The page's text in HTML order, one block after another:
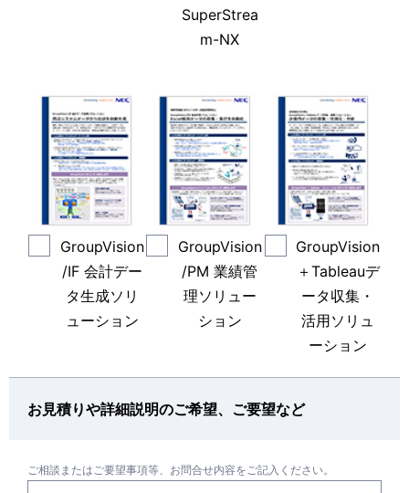
SuperStrea
m-NX
GroupVision
/IF 会計デー
タ生成ソリ
ューション
GroupVision
/PM 業績管
理ソリュー
ション
GroupVision
＋Tableauデ
ータ収集・
活用ソリュ
ーション
お見積りや詳細説明のご希望、ご要望など
ご相談またはご要望事項等、お問合せ内容をご記入ください。